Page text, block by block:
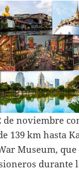
de noviembre
139 km hasta
Museum,
durante